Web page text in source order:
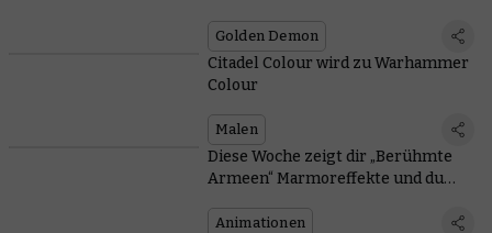
Golden Demon
Citadel Colour wird zu Warhammer
Colour
Malen
Diese Woche zeigt dir „Berühmte
Armeen“ Marmoreffekte und du
die Animation „Adepta Sororitas:
Animationen